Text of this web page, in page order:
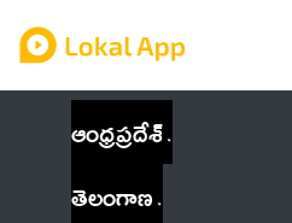
ఆంధ్రప్రదేశ్
తెలంగాణ